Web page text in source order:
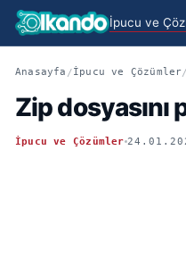
İpucu ve
Anasayfa /İpucu ve Çözümler/
Zip dosyasını
İpucu ve Çözümler